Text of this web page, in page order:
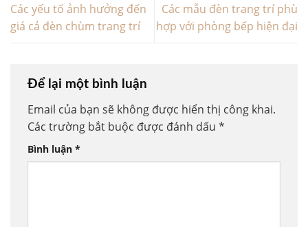
Các yếu tố ảnh hưởng đến
giá cả đèn chùm trang trí
Các mẫu đèn trang trí phù
hợp với phòng bếp hiện đại
Để lại một bình luận
Email của bạn sẽ không được hiển thị công khai.
Các trường bắt buộc được đánh dấu *
Bình luận *